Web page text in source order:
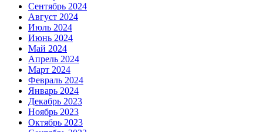
Сентябрь 2024
Август 2024
Июль 2024
Июнь 2024
Май 2024
Апрель 2024
Март 2024
Февраль 2024
Январь 2024
Декабрь 2023
Ноябрь 2023
Октябрь 2023